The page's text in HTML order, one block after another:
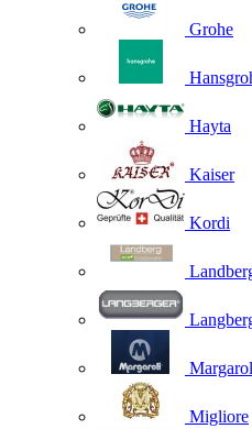
Grohe
Hayta
Kaiser
Kordi
Migliore